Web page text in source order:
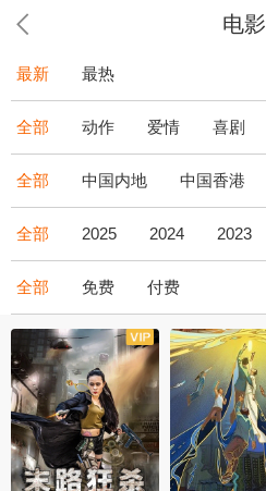
电影
最新 最热
全部 动作 爱情 喜剧
全部 中国内地 中国香港
全部 2025 2024 2023
全部 免费 付费